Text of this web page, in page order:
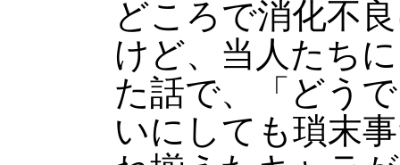
どころで消化不
けど、当人たち
た話で、「どう
いにしても瑣末